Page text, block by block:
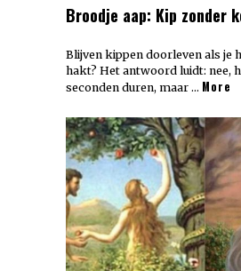
Broodje aap: Kip zonder
Blijven kippen doorleven als je
hakt? Het antwoord luidt: nee,
seconden duren, maar … More